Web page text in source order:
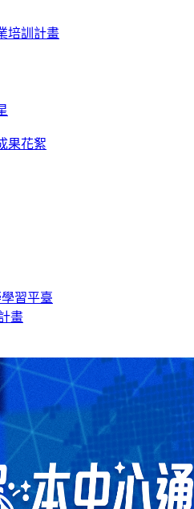
培訓計畫
果花絮
習平臺
畫